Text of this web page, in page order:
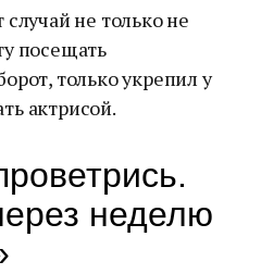
не только не
посещать
только укрепил у
актрисой.
неделю